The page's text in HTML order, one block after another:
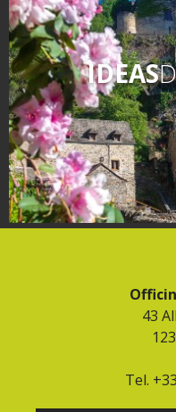
IDEAS
43
Tel.